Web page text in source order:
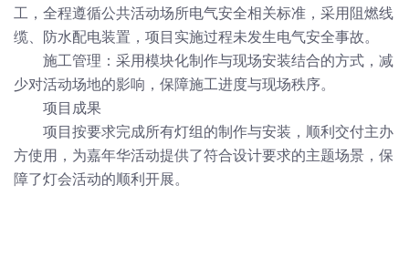
工，全程遵循公共活动场所电气安全相关标准，采用阻燃线
缆、防水配电装置，项目实施过程未发生电气安全事故。
施工管理：采用模块化制作与现场安装结合的方式，减
少对活动场地的影响，保障施工进度与现场秩序。
项目成果
项目按要求完成所有灯组的制作与安装，顺利交付主办
方使用，为嘉年华活动提供了符合设计要求的主题场景，保
障了灯会活动的顺利开展。